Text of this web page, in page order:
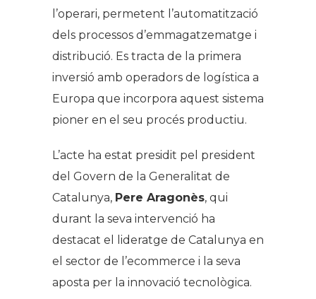
l’operari, permetent l’automatització
dels processos d’emmagatzematge i
distribució. Es tracta de la primera
inversió amb operadors de logística a
Europa que incorpora aquest sistema
pioner en el seu procés productiu.
L’acte ha estat presidit pel president
del Govern de la Generalitat de
Catalunya, Pere Aragonès, qui
durant la seva intervenció ha
destacat el lideratge de Catalunya en
el sector de l’ecommerce i la seva
aposta per la innovació tecnològica.